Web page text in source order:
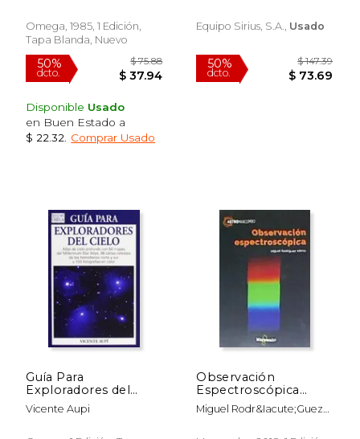
Omega, 1985, 1 Edición,
Tapa Blanda, Nuevo
50%
$ 37.94
Disponible Usado
en Buen Estado a
$ 22.32
Comprar Usado
Equipo Sirius, S.a., Usado
50%
dcto.
Guía Para
Exploradores del
Cielo
Vicente Aupi
Observación
Espectroscópica
(Astromarcombo)
Miguel Rodr&Iacute;Guez